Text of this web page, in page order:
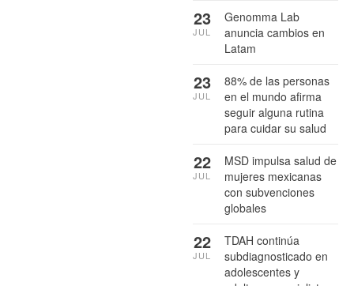
Genomma Lab
anuncia cambios en
Latam
23
JUL
88% de las personas
en el mundo afirma
seguir alguna rutina
para cuidar su salud
23
JUL
MSD impulsa salud de
mujeres mexicanas
con subvenciones
globales
22
JUL
TDAH continúa
subdiagnosticado en
adolescentes y
22
JUL